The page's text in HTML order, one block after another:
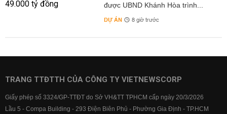
được UBND Khánh Hòa trình...
DỰ ÁN 8 giờ trước
TRANG TTĐTTH CỦA CÔNG TY VIETNEWSCORP
Giấy phép số 3324/GP-TTĐT do Sở VH&TT TPHCM cấp ngày 20/3/2026
Lầu 5 - Compa Building - 293 Điện Biên Phủ - Phường Gia Định - TP.HCM